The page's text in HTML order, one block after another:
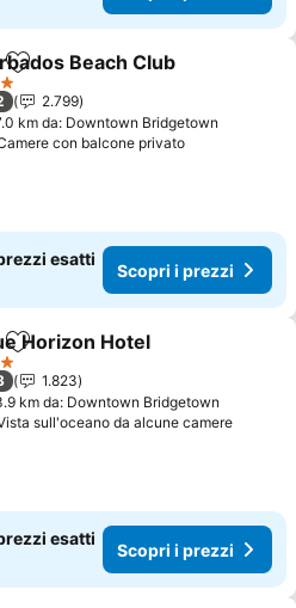
Aggiungi ai preferiti
Beach Club
2.799
km da: Downtown Bridgetown
con balcone privatoScopri i
esatti
Scopri i prezzi
Aggiungi ai preferiti
Horizon Hotel
1.823
km da: Downtown Bridgetown
sull'oceano da alcune camere
esatti
Scopri i prezzi